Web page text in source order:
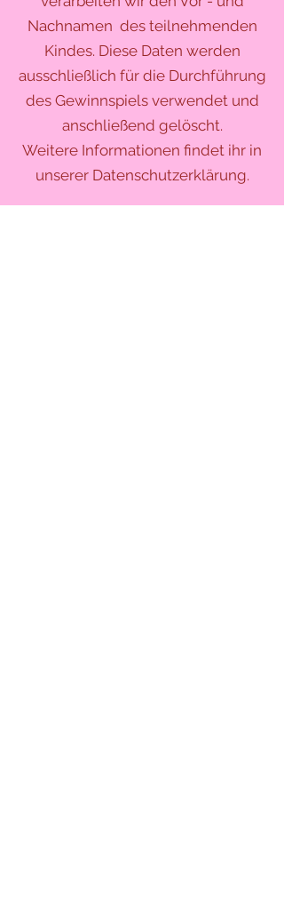
Nachnamen des teilnehmenden
Kindes. Diese Daten werden
ausschließlich für die Durchführung
des Gewinnspiels verwendet und
anschließend gelöscht.
Weitere Informationen findet ihr in
unserer Datenschutzerklärung.